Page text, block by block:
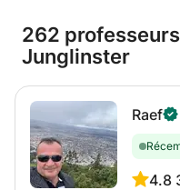
262
Junglinster
Raef
4.8